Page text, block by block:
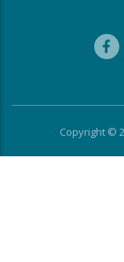
Copyright ©